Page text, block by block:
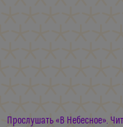
Прослушать «В Небесное».